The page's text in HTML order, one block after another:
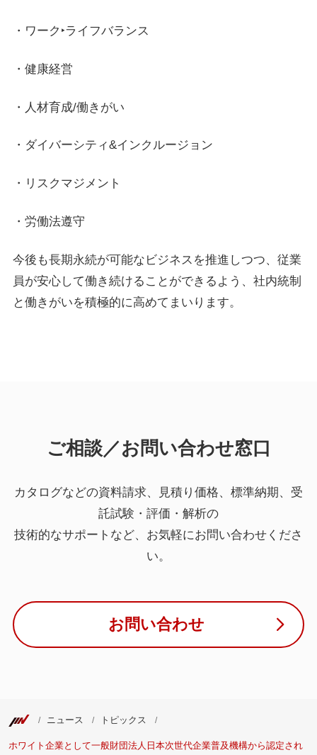
・ワーク‣ライフバランス
・健康経営
・人材育成/働きがい
・ダイバーシティ&インクルージョン
・リスクマジメント
・労働法遵守
今後も長期永続が可能なビジネスを推進しつつ、従業
員が安心して働き続けることができるよう、社内統制
と働きがいを積極的に高めてまいります。
ご相談／お問い合わせ窓口
カタログなどの資料請求、見積り価格、標準納期、受
託試験・評価・解析の
技術的なサポートなど、お気軽にお問い合わせくださ
い。
お問い合わせ
ニュース トピックス
ホワイト企業として一般財団法人日本次世代企業普及機構から認定され